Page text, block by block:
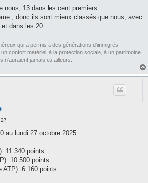
nous, 13 dans les cent premiers.
, donc ils sont mieux classés que nous, avec
dans les 20.
qui a permis à des générations d'immigrés
confort matériel, à la protection sociale, à un patrimoine
n'auraient jamais eu ailleurs.
au lundi 27 octobre 2025
11 340 points
10 500 points
ATP). 6 160 points